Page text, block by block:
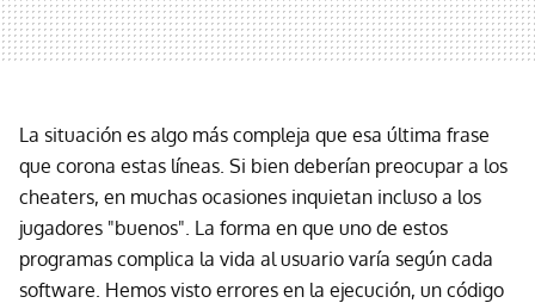
La situación es algo más compleja que esa última frase
que corona estas líneas. Si bien deberían preocupar a los
cheaters, en muchas ocasiones inquietan incluso a los
jugadores "buenos". La forma en que uno de estos
programas complica la vida al usuario varía según cada
software. Hemos visto errores en la ejecución, un código